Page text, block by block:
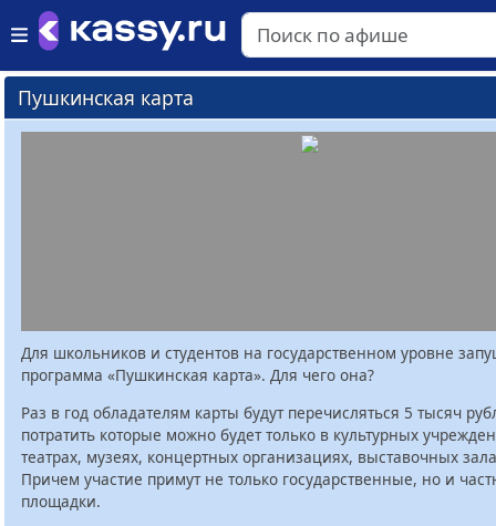
Пушкинская карта
Для школьников и студентов на государственном уровне
программа «Пушкинская карта». Для чего она?
Раз в год обладателям карты будут перечисляться 5 тысяч
потратить которые можно будет только в культурных
театрах, музеях, концертных организациях, выставочных
Причем участие примут не только государственные, но и
площадки.